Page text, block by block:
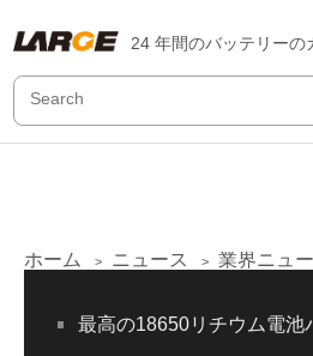
24 年間のバッテリーの
ホーム > ニュース > 業界ニュ
最高の18650リチウム電池